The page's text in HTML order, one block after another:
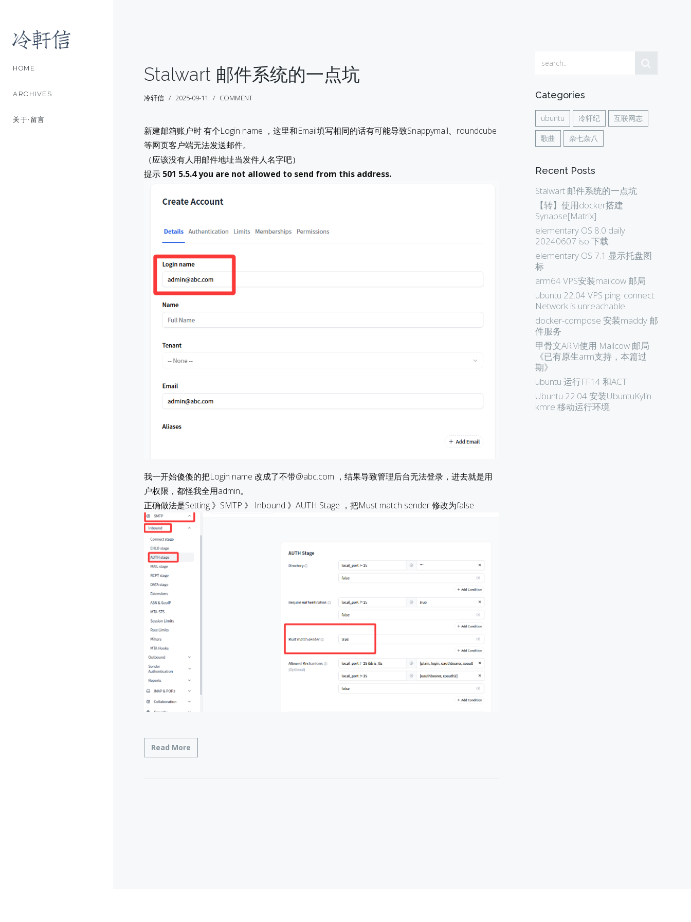
HOME
ARCHIVES
关于·留言
Stalwart 邮件系统的一点坑
冷轩信 2025-09-11 COMMENT
新建邮箱账户时 有个Login name ，这里和Email填写相同的话有可能导致Snappymail、roundcube
等网页客户端无法发送邮件。
（应该没有人用邮件地址当发件人名字吧）
提示 501 5.5.4 you are not allowed to send from this address.
我一开始傻傻的把Login name 改成了不带@abc.com ，结果导致管理后台无法登录，进去就是用
户权限，都怪我全用admin。
正确做法是Setting 》SMTP 》 Inbound 》AUTH Stage ，把Must match sender 修改为false
Read More
Categories
ubuntu 冷轩纪 互联网志
歌曲 杂七杂八
Recent Posts
Stalwart 邮件系统的一点坑
【转】使用docker搭建
Synapse[Matrix]
elementary OS 8.0 daily
20240607 iso 下载
elementary OS 7.1 显示托盘图
标
arm64 VPS安装mailcow 邮局
ubuntu 22.04 VPS ping: connect:
Network is unreachable
docker-compose 安装maddy 邮
件服务
甲骨文ARM使用 Mailcow 邮局
《已有原生arm支持，本篇过
期》
ubuntu 运行FF14 和ACT
Ubuntu 22.04 安装UbuntuKylin
kmre 移动运行环境